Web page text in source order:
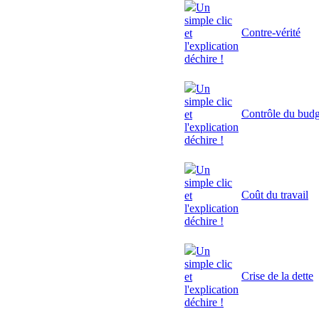
Un
simple clic
et
l'explication
déchire !
Contre-vérité
Un
simple clic
et
l'explication
déchire !
Contrôle du
Un
simple clic
et
l'explication
déchire !
Coût du travail
Un
simple clic
et
l'explication
déchire !
Crise de la dette